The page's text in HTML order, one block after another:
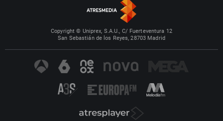
Copyright © Uniprex, S.A.U., C/ Fuerteventura 12
San Sebastián de los Reyes, 28703 Madrid